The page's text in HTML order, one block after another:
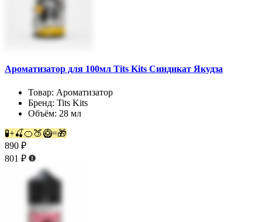
Ароматизатор для 100мл Tits Kits Синдикат Якудза
Товар: Ароматизатор
Бренд: Tits Kits
Объём: 28 мл
🧪+🍒🍊🍑🥝=🎁
890 ₽
801 ₽